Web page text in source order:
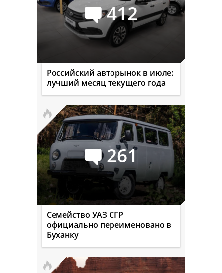
412
Российский авторынок в июле:
лучший месяц текущего года
261
Семейство УАЗ СГР
официально переименовано в
Буханку